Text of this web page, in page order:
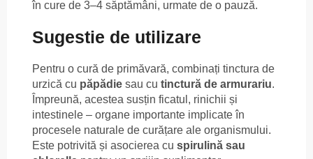
în cure de 3–4 săptămâni, urmate de o pauză.
Sugestie de utilizare
Pentru o cură de primăvară, combinați tinctura de
urzică cu păpădie sau cu tinctură de armurariu.
Împreună, acestea susțin ficatul, rinichii și
intestinele – organe importante implicate în
procesele naturale de curățare ale organismului.
Este potrivită și asocierea cu spirulină sau